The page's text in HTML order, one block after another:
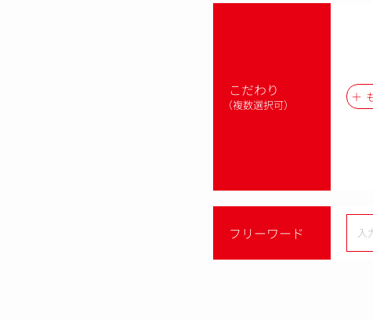
こだわり
（複数選択可）
フリーワード